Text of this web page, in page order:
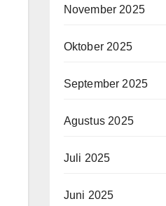
November 2025
Oktober 2025
September 2025
Agustus 2025
Juli 2025
Juni 2025